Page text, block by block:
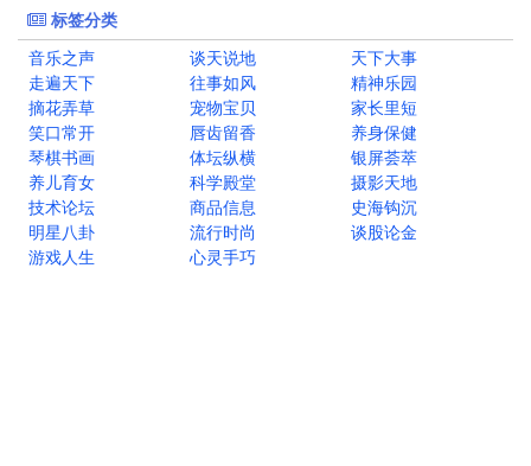
标签分类
音乐之声
谈天说地
天下大事
走遍天下
往事如风
精神乐园
摘花弄草
宠物宝贝
家长里短
笑口常开
唇齿留香
养身保健
琴棋书画
体坛纵横
银屏荟萃
养儿育女
科学殿堂
摄影天地
技术论坛
商品信息
史海钩沉
明星八卦
流行时尚
谈股论金
游戏人生
心灵手巧